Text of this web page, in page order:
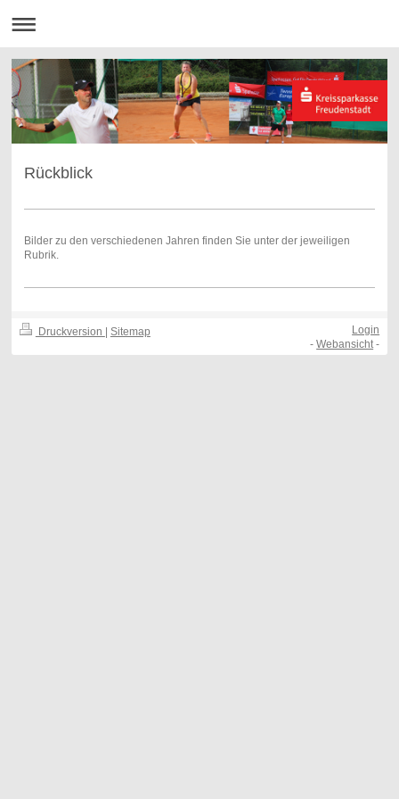
Rückblick
Bilder zu den verschiedenen Jahren finden Sie unter der jeweiligen
Rubrik.
Druckversion | Sitemap
Login
-Webansicht -